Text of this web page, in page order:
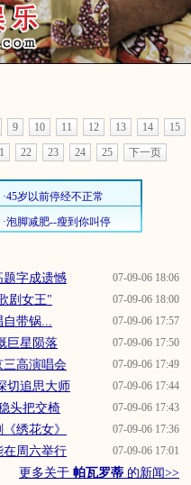
9 10 11 12 13 14
15
22 23 24 25 下一页
07-09-06 18:06
题字成遗憾
07-09-06 18:00
剧女王"
07-09-06 17:57
带锅...
07-09-06 17:50
巨星陨落
07-09-06 17:49
三高演唱会
07-09-06 17:44
切追思大师
07-09-06 17:43
头把交椅
07-09-06 17:36
绣花女》
07-09-06 17:01
在周六举行
更多关于 帕瓦罗蒂 的新闻>>